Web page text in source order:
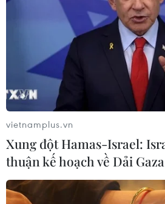
trong khi con số này của Đức là
4.500 tỷ USD.
vietnamplus.vn
Xung đột Hamas-Israel:
thuận kế hoạch về Dải Gaza